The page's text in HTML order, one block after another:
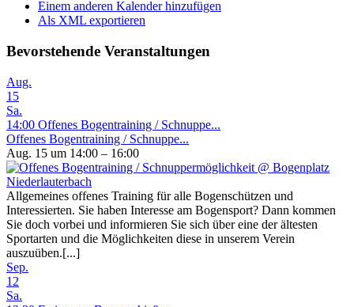
Einem anderen Kalender hinzufügen
Als XML exportieren
Bevorstehende Veranstaltungen
Aug.
15
Sa.
14:00 Offenes Bogentraining / Schnuppe...
Offenes Bogentraining / Schnuppe...
Aug. 15 um 14:00 – 16:00
Allgemeines offenes Training für alle Bogenschützen und
Interessierten. Sie haben Interesse am Bogensport? Dann kommen
Sie doch vorbei und informieren Sie sich über eine der ältesten
Sportarten und die Möglichkeiten diese in unserem Verein
auszuüben.[...]
Sep.
12
Sa.